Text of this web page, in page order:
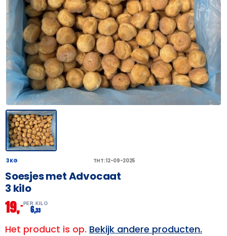
3 KG THT: 12-09-2025
Soesjes met Advocaat
3 kilo
19,– PER KILO
6,33
Het product is op. Bekijk andere producten.